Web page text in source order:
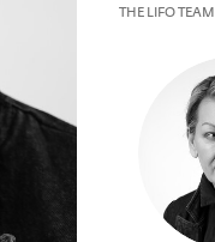
THE LIFO TEAM